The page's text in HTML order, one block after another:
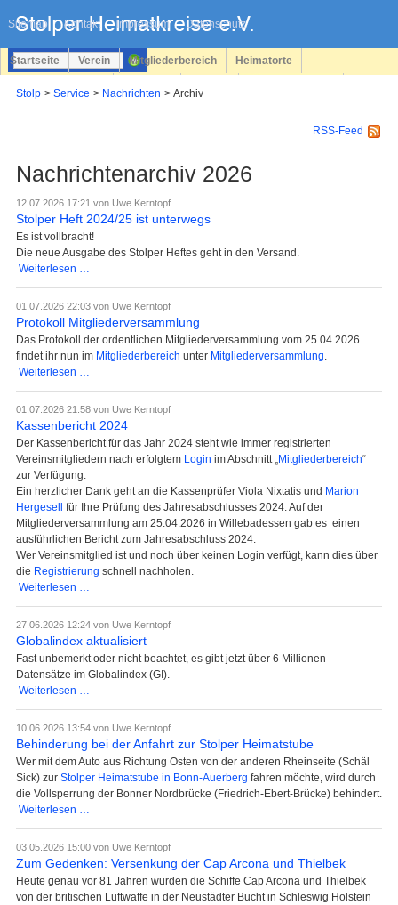
Sitemap Kontakt Impressum Datenschutz
überspringen
Startseite Verein Mitgliederbereich Heimatorte
Stolp Service Nachrichten Archiv
RSS-Feed
Nachrichtenarchiv 2026
12.07.2026 17:21 von Uwe Kerntopf
Stolper Heft 2024/25 ist unterwegs
Es ist vollbracht!
Die neue Ausgabe des Stolper Heftes geht in den Versand.
Weiterlesen …
2024/25
ist
unterwegs
01.07.2026 22:03 von Uwe Kerntopf
Protokoll Mitgliederversammlung
Das Protokoll der ordentlichen Mitgliederversammlung vom 25.04.2026
findet ihr nun im Mitgliederbereich unter Mitgliederversammlung.
Weiterlesen …
01.07.2026 21:58 von Uwe Kerntopf
Kassenbericht 2024
Der Kassenbericht für das Jahr 2024 steht wie immer registrierten
Vereinsmitgliedern nach erfolgtem Login im Abschnitt „Mitgliederbereich“
zur Verfügung.
Ein herzlicher Dank geht an die Kassenprüfer Viola Nixtatis und Marion
Hergesell
für Ihre Prüfung des Jahresabschlusses 2024. Auf der
Mitgliederversammlung am 25.04.2026 in Willebadessen gab es einen
ausführlichen Bericht zum Jahresabschluss 2024.
Wer Vereinsmitglied ist und noch über keinen Login verfügt, kann dies über
die Registrierung schnell nachholen.
Weiterlesen …
27.06.2026 12:24 von Uwe Kerntopf
Globalindex aktualisiert
Fast unbemerkt oder nicht beachtet, es gibt jetzt über 6 Millionen
Datensätze im Globalindex (GI).
Weiterlesen …
10.06.2026 13:54 von Uwe Kerntopf
Behinderung bei der Anfahrt zur Stolper Heimatstube
Wer mit dem Auto aus Richtung Osten von der anderen Rheinseite (Schäl
Sick) zur Stolper Heimatstube in Bonn-Auerberg fahren möchte, wird durch
die Vollsperrung der Bonner Nordbrücke (Friedrich-Ebert-Brücke) behindert.
Weiterlesen …
der
Anfahrt
03.05.2026 15:00 von Uwe Kerntopf
Zum Gedenken: Versenkung der Cap Arcona und Thielbek
Heute genau vor 81 Jahren wurden die Schiffe Cap Arcona und Thielbek
von der britischen Luftwaffe in der Neustädter Bucht in Schleswig Holstein